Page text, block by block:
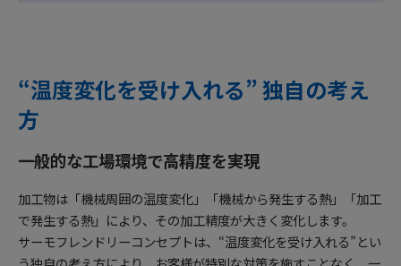
“温度変化を受け入れる” 独自の考え
方
一般的な工場環境で高精度を実現
加工物は「機械周囲の温度変化」「機械から発生する熱」「加工
で発生する熱」により、その加工精度が大きく変化します。
サーモフレンドリーコンセプトは、“温度変化を受け入れる”とい